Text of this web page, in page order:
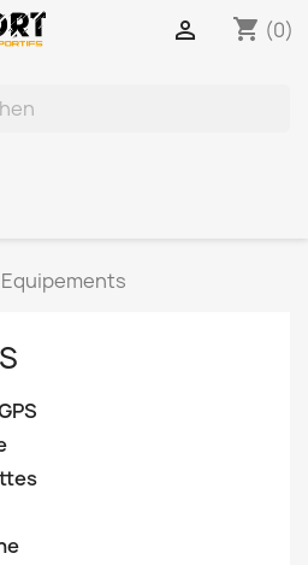
shopping_cart (0)

Equipements